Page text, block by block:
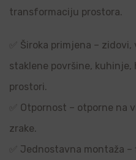
transformaciju prostora.
✅ Široka primjena –
staklene površine, kuhinje,
prostori.
✅ Otpornost – otporne na
zrake.
✅ Jednostavna montaža